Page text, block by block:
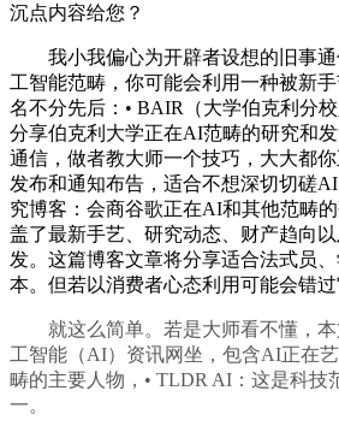
沉点内容给您？
我小我偏心为开辟者设想的旧事通
工智能范畴，你可能会利用一种被新
名不分先后：• BAIR（大学伯克利分
分享伯克利大学正在AI范畴的研究和
通信，做者教大师一个技巧，大大都
发布和通知布告，适合不想深切切磋
究博客：会商谷歌正在AI和其他范畴
盖了最新手艺、研究动态、财产趋向
发。这篇博客文章将分享适合法式员
本。但若以消费者心态利用可能会错过
就这么简单。若是大师看不懂，本
工智能（AI）资讯网坐，包含AI正在
畴的主要人物，• TLDR AI：这是科技
一。